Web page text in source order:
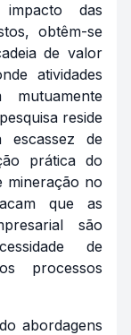
das
obtêm-se
de valor
atividades
mutuamente
reside
de
prática do
mineração no
que as
são
de
processos
abordagens